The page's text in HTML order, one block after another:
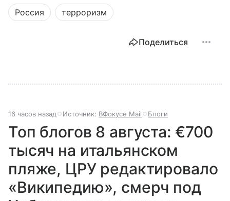
Россия терроризм
Поделиться
16 часов назад Источник: ВФокусе Mail Блоги
Топ блогов 8 августа: €700
тысяч на итальянском
пляже, ЦРУ редактировало
«Википедию», смерч под